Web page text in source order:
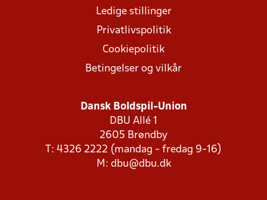
Ledige stillinger
Privatlivspolitik
Cookiepolitik
Betingelser og vilkår
Dansk Boldspil-Union
DBU Allé 1
2605 Brøndby
T: 4326 2222 (mandag - fredag 9-16)
M: dbu@dbu.dk